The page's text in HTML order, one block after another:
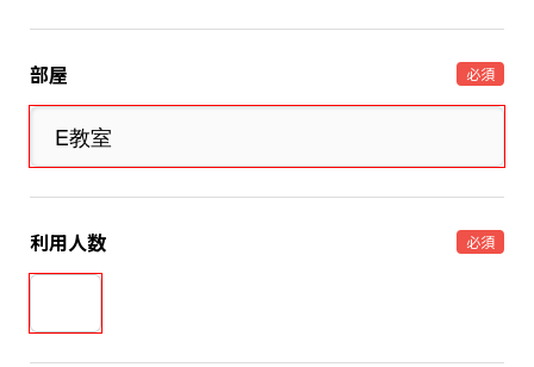
部屋 必須
利用人数 必須